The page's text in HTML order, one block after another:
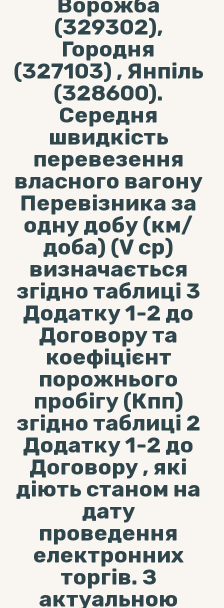
(329302),
Городня
(327103) , Янпіль
(328600).
Середня
швидкість
перевезення
власного вагону
Перевізника за
одну добу (км/
доба) (V ср)
визначається
згідно таблиці 3
Додатку 1-2 до
Договору та
коефіцієнт
порожнього
пробігу (Кпп)
згідно таблиці 2
Додатку 1-2 до
Договору , які
діють станом на
дату
проведення
електронних
торгів. З
актуальною